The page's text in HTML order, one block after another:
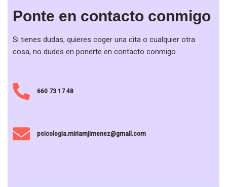
Ponte en contacto conmigo
Si tienes dudas, quieres coger una cita o cualquier otra
cosa, no dudes en ponerte en contacto conmigo.
660 73 17 48
psicologia.miriamjimenez@gmail.com